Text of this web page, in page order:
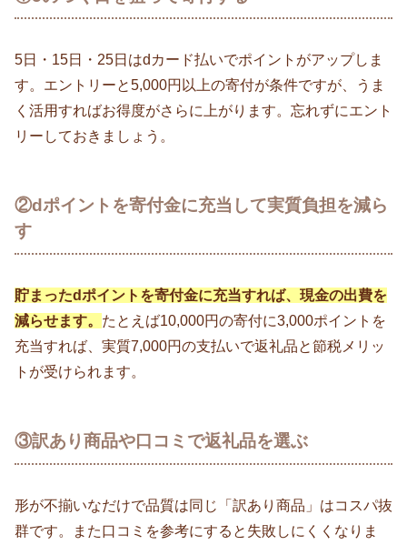
5日・15日・25日はdカード払いでポイントがアップしま
す。エントリーと5,000円以上の寄付が条件ですが、うま
く活用すればお得度がさらに上がります。忘れずにエント
リーしておきましょう。
②dポイントを寄付金に充当して実質負担を減ら
す
貯まったdポイントを寄付金に充当すれば、現金の出費を
減らせます。 たとえば10,000円の寄付に3,000ポイントを
充当すれば、実質7,000円の支払いで返礼品と節税メリッ
トが受けられます。
③訳あり商品や口コミで返礼品を選ぶ
形が不揃いなだけで品質は同じ「訳あり商品」はコスパ抜
群です。また口コミを参考にすると失敗しにくくなりま